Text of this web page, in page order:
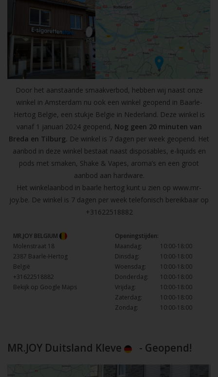
Door het aanstaande smaakverbod, hebben wij naast onze
winkel in Amsterdam nu ook een winkel geopend in Baarle-
Hertog Belgie, een stukje Belgie in Nederland. Deze winkel is
vanaf 1 januari 2024 geopend, Nog geen 20 minuten van
Breda en Tilburg. De winkel is 7 dagen per week geopend. Het
aanbod in deze winkel bestaat naast disposables, e-liquids en
pods met smaken, Shake & Vapes, aroma’s en een groot
aanbod aan hardware.
Het winkelaanbod in baarle hertog kunt u zien op www.mr-
joy.be. De winkel is 7 dagen per week telefonisch bereikbaar op
+31622518882
MR.JOY BELGIUM
Molenstraat 18
2387 Baarle-Hertog
België
+31622518882
Bekijk op Google Maps
Openingstijden:
Maandag:
10:00-18:00
Dinsdag:
10:00-18:00
Woensdag:
10:00-18:00
Donderdag:
10:00-18:00
Vrijdag:
10:00-18:00
Zaterdag:
10:00-18:00
Zondag:
10:00-18:00
MR.JOY Duitsland Kleve - Geopend!